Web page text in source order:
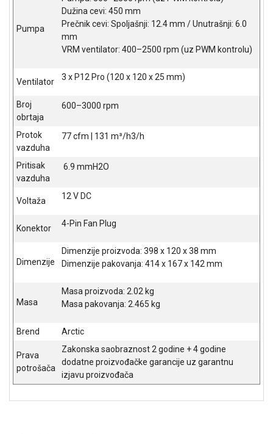
OPREMA
KABLOVI I
KANCELARIJSKI
SVE
ZA
KUĆU
ŠKOLSKI
FITNES
BAŠTA
IGRAČKE
Pumpa
Dužina cevi: 450 mm
Prečnik cevi: Spoljašnji: 12.4 mm / Unutrašnji: 6.0
mm
VRM ventilator: 400–2500 rpm (uz PWM kontrolu)
Ventilator 3 x P12 Pro (120 x 120 x 25 mm)
Broj
obrtaja
600–3000 rpm
Protok
vazduha
77 cfm | 131 m³/h3/h
Pritisak
vazduha
6.9 mmH2O
Voltaža 12 V DC
Konektor 4-Pin Fan Plug
Dimenzije
Dimenzije proizvoda: 398 x 120 x 38 mm
Dimenzije pakovanja: 414 x 167 x 142 mm
Masa
Masa proizvoda: 2.02 kg
Masa pakovanja: 2.465 kg
Brend Arctic
Prava
potrošača
Zakonska saobraznost 2 godine + 4 godine
dodatne proizvođačke garancije uz garantnu
izjavu proizvođača